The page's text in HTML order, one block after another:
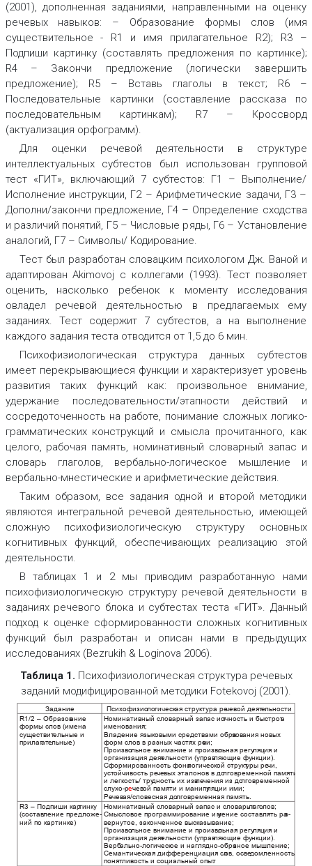
(2001), дополненная заданиями, направленными на оценку
речевых навыков: – Образование формы слов (имя
существительное - R1 и имя прилагательное R2); R3 –
Подпиши картинку (составлять предложения по картинке);
R4 – Закончи предложение (логически завершить
предложение); R5 – Вставь глаголы в текст; R6 –
Последовательные картинки (составление рассказа по
последовательным картинкам); R7 – Кроссворд
(актуализация орфограмм).
Для оценки речевой деятельности в структуре
интеллектуальных субтестов был использован групповой
тест «ГИТ», включающий 7 субтестов: Г1 – Выполнение/
Исполнение инструкции, Г2 – Арифметические задачи, Г3 –
Дополни/закончи предложение, Г4 – Определение сходства
и различий понятий, Г5 – Числовые ряды, Г6 – Установление
аналогий, Г7 – Символы/ Кодирование.
Тест был разработан словацким психологом Дж. Ваной и
адаптирован Akimovoj с коллегами (1993). Тест позволяет
оценить, насколько ребенок к моменту исследования
овладел речевой деятельностью в предлагаемых ему
заданиях. Тест содержит 7 субтестов, а на выполнение
каждого задания теста отводится от 1,5 до 6 мин.
Психофизиологическая структура данных субтестов
имеет перекрывающиеся функции и характеризует уровень
развития таких функций как: произвольное внимание,
удержание последовательности/этапности действий и
сосредоточенность на работе, понимание сложных логико-
грамматических конструкций и смысла прочитанного, как
целого, рабочая память, номинативный словарный запас и
словарь глаголов, вербально-логическое мышление и
вербально-мнестические и арифметические действия.
Таким образом, все задания одной и второй методики
являются интегральной речевой деятельностью, имеющей
сложную психофизиологическую структуру основных
когнитивных функций, обеспечивающих реализацию этой
деятельности.
В таблицах 1 и 2 мы приводим разработанную нами
психофизиологическую структуру речевой деятельности в
заданиях речевого блока и субтестах теста «ГИТ». Данный
подход к оценке сформированности сложных когнитивных
функций был разработан и описан нами в предыдущих
исследованиях (Bezrukih & Loginova 2006).
Таблица 1. Психофизиологическая структура речевых
заданий модифицированной методики Fotekovoj (2001).
Задание Психофизиологическая структура речевой деятельности
R1/2 – Образование
формы слов (имена
существите льные и
прилагательные)
Номинативный словарный запас и т
очность и быстрота
именования;
Владение языковыми средствами образования новых
форм слов в разных частях речи;
Произвольное внимание и произвольная регуляция и
организация деятельности (управляющие функции).
Сформированность фонологической структуры речи,
устойчивость речевых эталонов в долговременной памяти
и легкость/ трудность их извлечения из долговременной
слухо-речевой памяти и манипуляции ими;
Речевая/словесная долговременная память.
R3 – Подпиши картинку
(составление предложе-
ний по картинке)
Номинативный словарный запас и словарь глаголов;
Смысловое программирование и умение составлять раз-
вернутое, законченное высказывание;
Произвольное внимание и произвольная регуляция и
организация деятельности (управляющие функции).
Вербально-логическое и наглядно-образное мышление;
Семантическая дифференциация слов, осведомленность,
понятливость и социальный опыт
.